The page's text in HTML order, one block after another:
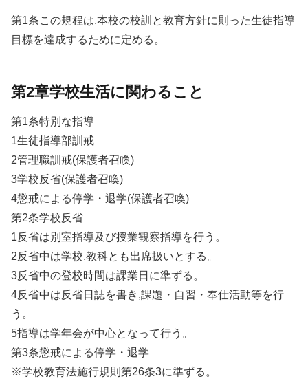
第1条この規程は,本校の校訓と教育方針に則った生徒指導
目標を達成するために定める。
第2章学校生活に関わること
第1条特別な指導
1生徒指導部訓戒
2管理職訓戒(保護者召喚)
3学校反省(保護者召喚)
4懲戒による停学・退学(保護者召喚)
第2条学校反省
1反省は別室指導及び授業観察指導を行う。
2反省中は学校,教科とも出席扱いとする。
3反省中の登校時間は課業日に準ずる。
4反省中は反省日誌を書き,課題・自習・奉仕活動等を行
う。
5指導は学年会が中心となって行う。
第3条懲戒による停学・退学
※学校教育法施行規則第26条3に準ずる。